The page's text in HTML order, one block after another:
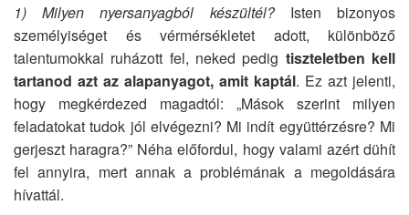
1)
Milyen nyersanyagból készültél?Isten bizonyos
személyiséget és vérmérsékletet adott, különböző
talentumokkal ruházott fel, neked pedig tiszteletben kell
tartanod azt az alapanyagot, amit kaptál. Ez azt jelenti,
hogy megkérdezed magadtól: „Mások szerint milyen
feladatokat tudok jól elvégezni? Mi indít együttérzésre? Mi
gerjeszt haragra?” Néha előfordul, hogy valami azért dühít
fel annyira, mert annak a problémának a megoldására
hívattál.